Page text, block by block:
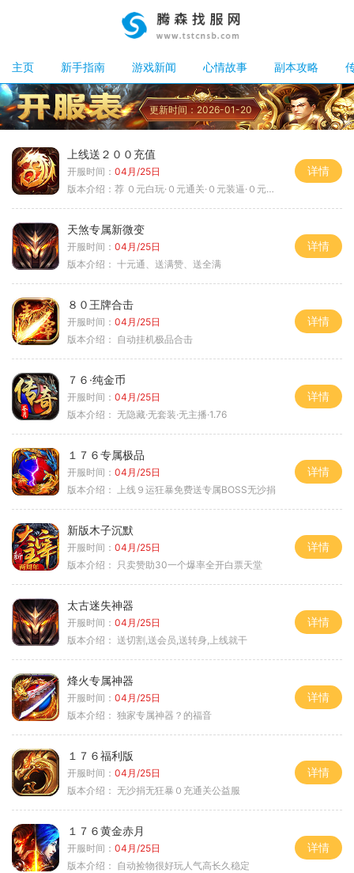
主页 新手指南 游戏新闻 心情故事 副本攻略
更新时间：2026-01-20
上线送２００充值
开服时间： 04月/25日
版本介绍： 荐 ０元白玩·０元通关·０元装逼·０元满赞
详情
天煞专属新微变
开服时间： 04月/25日
版本介绍： 十元通、送满赞、送全满
详情
８０王牌合击
开服时间： 04月/25日
版本介绍： 自动挂机极品合击
详情
７６·纯金币
开服时间： 04月/25日
版本介绍： 无隐藏·无套装·无主播·1.76
详情
１７６专属极品
开服时间： 04月/25日
版本介绍：
上线９运狂暴免费送专属BOSS无沙捐
详情
新版木子沉默
开服时间： 04月/25日
版本介绍：
只卖赞助30一个爆率全开白票天堂
详情
太古迷失神器
开服时间： 04月/25日
版本介绍： 送切割,送会员,送转身,上线就干
详情
烽火专属神器
开服时间： 04月/25日
版本介绍： 独家专属神器？的福音
详情
１７６福利版
开服时间： 04月/25日
版本介绍： 无沙捐无狂暴０充通关公益服
详情
１７６黄金赤月
开服时间： 04月/25日
版本介绍： 自动捡物很好玩人气高长久稳定
详情